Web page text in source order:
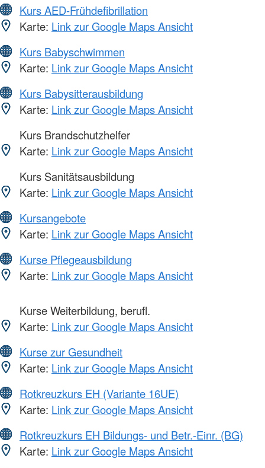
Kurs AED-Frühdefibrillation
Karte: Link zur Google Maps Ansicht
Kurs Babyschwimmen
Karte: Link zur Google Maps Ansicht
Kurs Babysitterausbildung
Karte: Link zur Google Maps Ansicht
Kurs Brandschutzhelfer
Karte: Link zur Google Maps Ansicht
Kurs Sanitätsausbildung
Karte: Link zur Google Maps Ansicht
Kursangebote
Karte: Link zur Google Maps Ansicht
Kurse Pflegeausbildung
Karte: Link zur Google Maps Ansicht
Kurse Weiterbildung, berufl.
Karte: Link zur Google Maps Ansicht
Kurse zur Gesundheit
Karte: Link zur Google Maps Ansicht
Rotkreuzkurs EH (Variante 16UE)
Karte: Link zur Google Maps Ansicht
Rotkreuzkurs EH Bildungs- und Betr.-Einr. (BG)
Karte: Link zur Google Maps Ansicht